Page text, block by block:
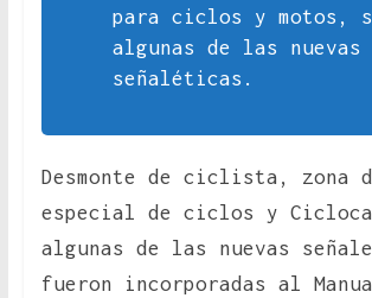
para ciclos y motos,
algunas de las nuevas
señaléticas.
Desmonte de ciclista, zona
especial de ciclos y
algunas de las nuevas
fueron incorporadas al